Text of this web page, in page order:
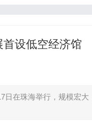
设低空经济馆
在珠海举行，规模宏大